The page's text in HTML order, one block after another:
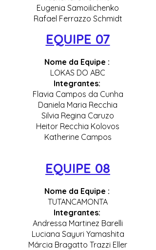
Eugenia Samoilichenko
Rafael Ferrazzo Schmidt
EQUIPE 07
Nome da Equipe :
LOKAS DO ABC
Integrantes:
Flavia Campos da Cunha
Daniela Maria Recchia
Silvia Regina Caruzo
Heitor Recchia Kolovos
Katherine Campos
EQUIPE 08
Nome da Equipe :
TUTANCAMONTA
Integrantes:
Andressa Martinez Barelli
Luciana Sayuri Yamashita
Márcia Bragatto Trazzi Eller